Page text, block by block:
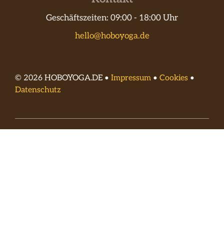
Geschäftszeiten: 09:00 - 18:00 Uhr
hello@hoboyoga.de
© 2026 HOBOYOGA.DE • Impressum • Cookies •
Datenschutz